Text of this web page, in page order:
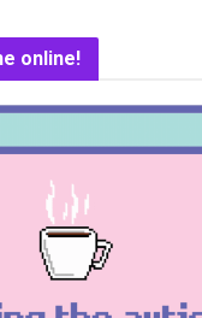
online!